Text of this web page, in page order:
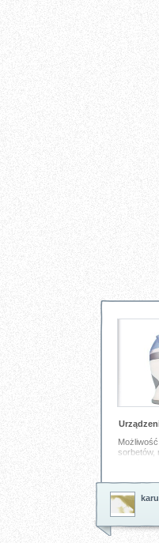
sorbetów,
we
Tagi:lody